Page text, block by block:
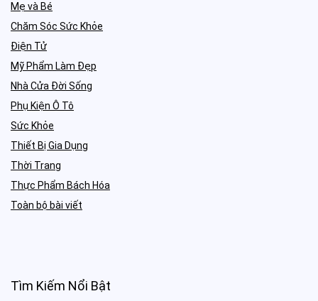
Mẹ và Bé
Chăm Sóc Sức Khỏe
Điện Tử
Mỹ Phẩm Làm Đẹp
Nhà Cửa Đời Sống
Phụ Kiện Ô Tô
Sức Khỏe
Thiết Bị Gia Dụng
Thời Trang
Thực Phẩm Bách Hóa
Toàn bộ bài viết
Tìm Kiếm Nổi Bật